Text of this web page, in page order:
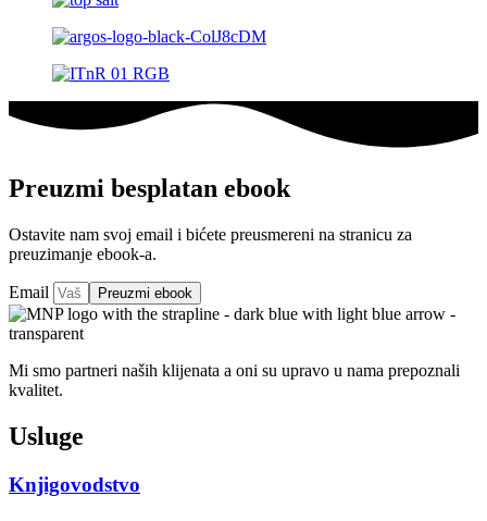
Preuzmi besplatan ebook
Ostavite nam svoj email i bićete preusmereni na stranicu za
preuzimanje ebook-a.
Email Preuzmi ebook
Mi smo partneri naših klijenata a oni su upravo u nama prepoznali
kvalitet.
Usluge
Knjigovodstvo